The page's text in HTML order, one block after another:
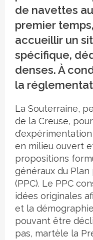
de navettes
premier
accueillir un
spécifique,
denses. À
la
La Souterraine,
de la Creuse,
en milieu ouvert et
propositions
généraux du
(PPC). Le PPC
idées originales
et la
pouvant être
pas, martèle la